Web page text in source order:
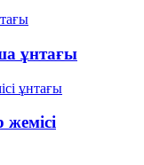
ұнтағы